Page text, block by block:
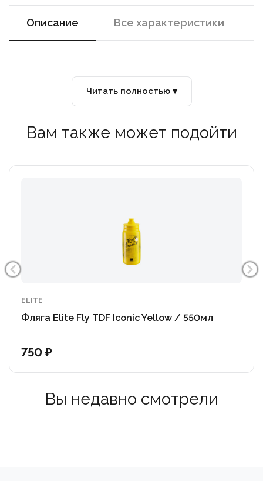
Описание Все характеристики
Читать полностью ▾
Вам также может подойти
ELITE
Фляга Elite Fly TDF Iconic Yellow / 550мл
750 ₽
Вы недавно смотрели